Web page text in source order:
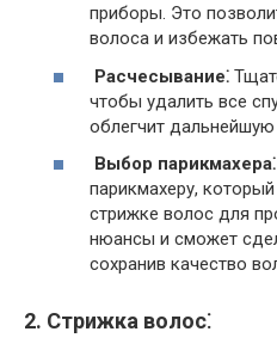
приборы. Это
волоса и избежать
Расчесывание⁚
чтобы удалить все
облегчит
Выбор парикмахера⁚
парикмахеру,
стрижке волос для
нюансы и сможет
сохранив качество
2. Стрижка волос⁚